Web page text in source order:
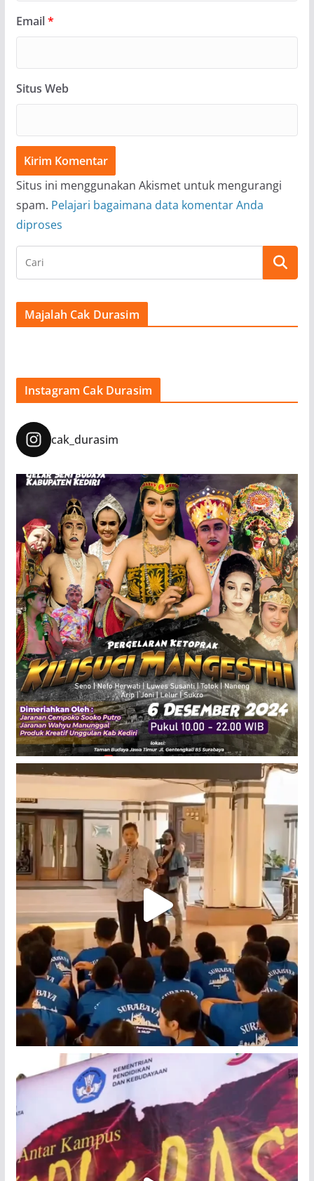
Email*
Situs Web
Situs ini menggunakan Akismet untuk mengurangi
spam. Pelajari bagaimana data komentar Anda
diproses
Majalah Cak Durasim
Instagram Cak Durasim
cak_durasim